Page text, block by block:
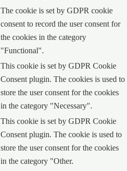
The cookie is set by GDPR cookie
consent to record the user consent for
the cookies in the category
"Functional".
This cookie is set by GDPR Cookie
Consent plugin. The cookies is used to
store the user consent for the cookies
in the category "Necessary".
This cookie is set by GDPR Cookie
Consent plugin. The cookie is used to
store the user consent for the cookies
in the category "Other.